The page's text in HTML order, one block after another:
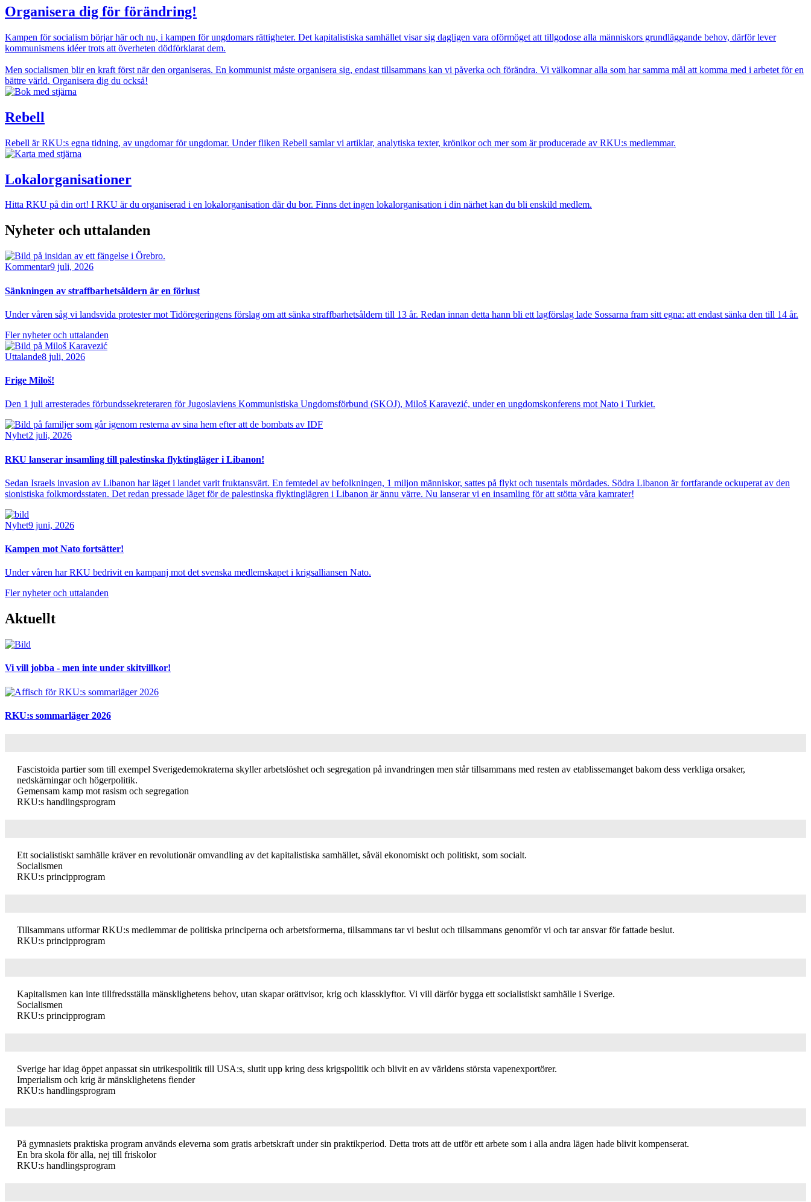
Organisera dig för förändring!
Kampen för socialism börjar här och nu, i kampen för ungdomars rättigheter. Det kapitalistiska samhället visar sig dagligen vara oförmöget att tillgodose alla människors grundläggande behov, därför lever
kommunismens idéer trots att överheten dödförklarat dem.
Men socialismen blir en kraft först när den organiseras. En kommunist måste organisera sig, endast tillsammans kan vi påverka och förändra. Vi välkomnar alla som har samma mål att komma med i arbetet för en
bättre värld. Organisera dig du också!
Bild
Rebell
Rebell är RKU:s egna tidning, av ungdomar för ungdomar. Under fliken Rebell samlar vi artiklar, analytiska texter, krönikor och mer som är producerade av RKU:s medlemmar.
Bild
Lokalorganisationer
Hitta RKU på din ort! I RKU är du organiserad i en lokalorganisation där du bor. Finns det ingen lokalorganisation i din närhet kan du bli enskild medlem.
Nyheter och uttalanden
Bild
Kommentar9 juli, 2026
Sänkningen av straffbarhetsåldern är en förlust
Under våren såg vi landsvida protester mot Tidöregeringens förslag om att sänka straffbarhetsåldern till 13 år. Redan innan detta hann bli ett lagförslag lade Sossarna fram sitt egna: att endast sänka den till 14 år.
Fler nyheter och uttalanden
Bild
Uttalande8 juli, 2026
Frige Miloš!
Den 1 juli arresterades förbundssekreteraren för Jugoslaviens Kommunistiska Ungdomsförbund (SKOJ), Miloš Karavezić, under en ungdomskonferens mot Nato i Turkiet.
Bild
Nyhet2 juli, 2026
RKU lanserar insamling till palestinska flyktingläger i Libanon!
Sedan Israels invasion av Libanon har läget i landet varit fruktansvärt. En femtedel av befolkningen, 1 miljon människor, sattes på flykt och tusentals mördades. Södra Libanon är fortfarande ockuperat av den
sionistiska folkmordsstaten. Det redan pressade läget för de palestinska flyktinglägren i Libanon är ännu värre. Nu lanserar vi en insamling för att stötta våra kamrater!
Bild
Nyhet9 juni, 2026
Kampen mot Nato fortsätter!
Under våren har RKU bedrivit en kampanj mot det svenska medlemskapet i krigsalliansen Nato.
Fler nyheter och uttalanden
Aktuellt
Bild
Vi vill jobba - men inte under skitvillkor!
Bild
RKU:s sommarläger 2026
Fascistoida partier som till exempel Sverigedemokraterna skyller arbetslöshet och segregation på invandringen men står tillsammans med resten av etablissemanget bakom dess verkliga orsaker,
nedskärningar och högerpolitik.
Gemensam kamp mot rasism och segregation
RKU:s handlingsprogram
Ett socialistiskt samhälle kräver en revolutionär omvandling av det kapitalistiska samhället, såväl ekonomiskt och politiskt, som socialt.
Socialismen
RKU:s principprogram
Tillsammans utformar RKU:s medlemmar de politiska principerna och arbetsformerna, tillsammans tar vi beslut och tillsammans genomför vi och tar ansvar för fattade beslut.
RKU:s principprogram
Kapitalismen kan inte tillfredsställa mänsklighetens behov, utan skapar orättvisor, krig och klassklyftor. Vi vill därför bygga ett socialistiskt samhälle i Sverige.
Socialismen
RKU:s principprogram
Sverige har idag öppet anpassat sin utrikespolitik till USA:s, slutit upp kring dess krigspolitik och blivit en av världens största vapenexportörer.
Imperialism och krig är mänsklighetens fiender
RKU:s handlingsprogram
På gymnasiets praktiska program används eleverna som gratis arbetskraft under sin praktikperiod. Detta trots att de utför ett arbete som i alla andra lägen hade blivit kompenserat.
En bra skola för alla, nej till friskolor
RKU:s handlingsprogram